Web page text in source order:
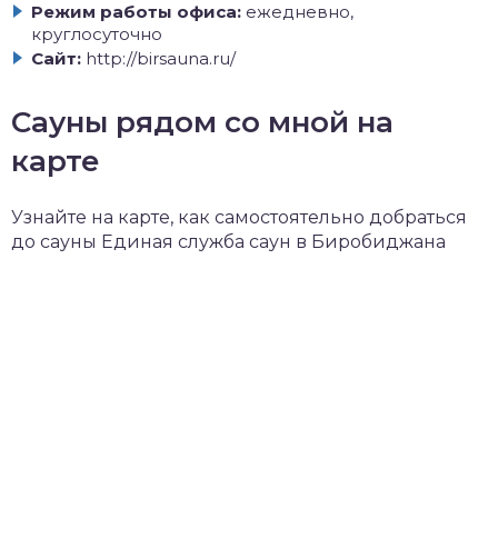
Режим работы офиса: ежедневно,
круглосуточно
Сайт: http://birsauna.ru/
Сауны рядом со мной на
карте
Узнайте на карте, как самостоятельно добраться
до сауны Единая служба саун в Биробиджана